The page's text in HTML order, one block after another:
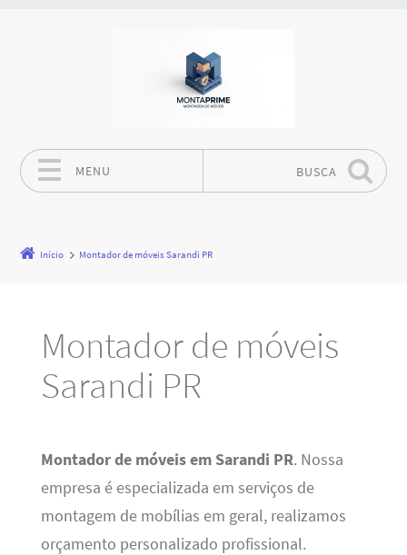
MENU BUSCA
Início Montador de móveis Sarandi PR
Montador de móveis
Sarandi PR
Montador de móveis em Sarandi PR. Nossa
empresa é especializada em serviços de
montagem de mobílias em geral, realizamos
orçamento personalizado profissional.